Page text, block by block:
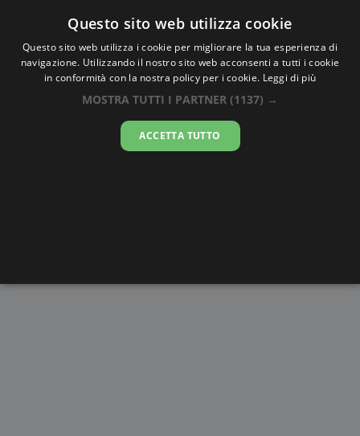
Oraesatta.co
Ora EsattaNuova
Caledonia
20:24:56
Questo sito web utilizza cookie
Questo sito web utilizza i cookie per migliorare la tua esperienza di
navigazione. Utilizzando il nostro sito web acconsenti a tutti i cookie
in conformità con la nostra policy per i cookie. Leggi di più
MOSTRA TUTTI I PARTNER (1137) →
ACCETTA TUTTO